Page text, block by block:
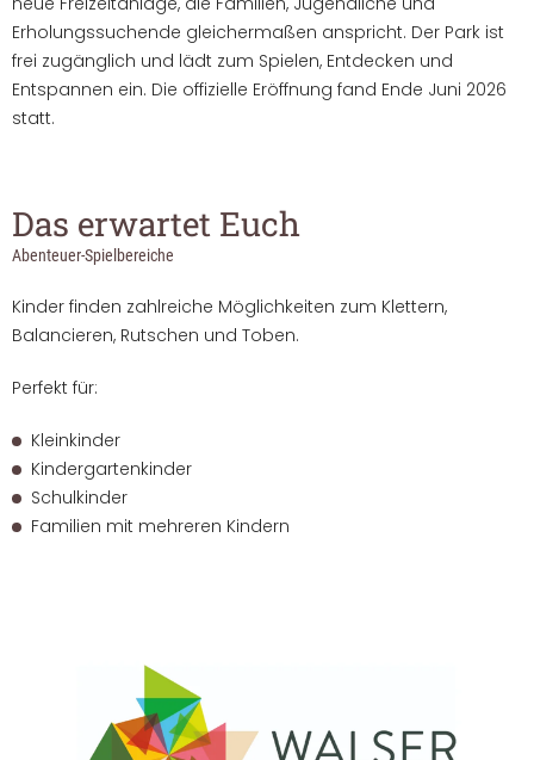
----
----
Erholungssuchende gleichermaßen anspricht. Der Park ist
frei zugänglich und lädt zum Spielen, Entdecken und
Entspannen ein. Die offizielle Eröffnung fand Ende Juni 2026
statt.
Das erwartet Euch
Abenteuer-Spielbereiche
Kinder finden zahlreiche Möglichkeiten zum Klettern,
Balancieren, Rutschen und Toben.
Perfekt für:
Kleinkinder
Kindergartenkinder
Schulkinder
Familien mit mehreren Kindern